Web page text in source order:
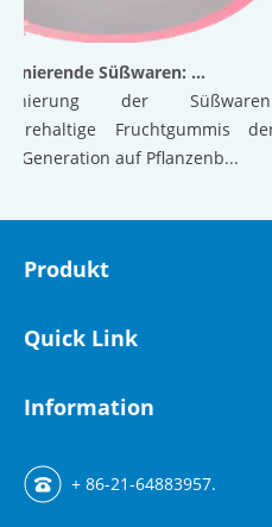
Revolutionierende Süßwaren: Luftige Gummibärchen der nächsten Generation auf pflanzlicher Basis mit hervorragender Textur und Stabilität
der Süßwaren:
Fruchtgummis der
Generation auf Pflanzenb...
Produkt
Quick Link
Information
+ 86-21-64883957.